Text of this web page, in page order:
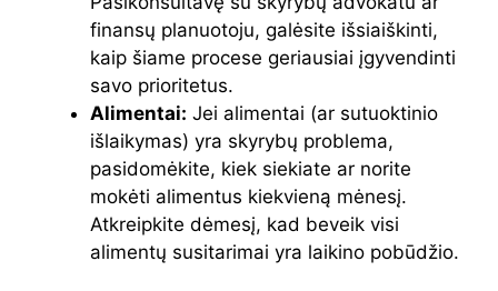
finansų planuotoju, galėsite išsiaiškinti,
kaip šiame procese geriausiai įgyvendinti
savo prioritetus.
Alimentai: Jei alimentai (ar sutuoktinio
išlaikymas) yra skyrybų problema,
pasidomėkite, kiek siekiate ar norite
mokėti alimentus kiekvieną mėnesį.
Atkreipkite dėmesį, kad beveik visi
alimentų susitarimai yra laikino pobūdžio.